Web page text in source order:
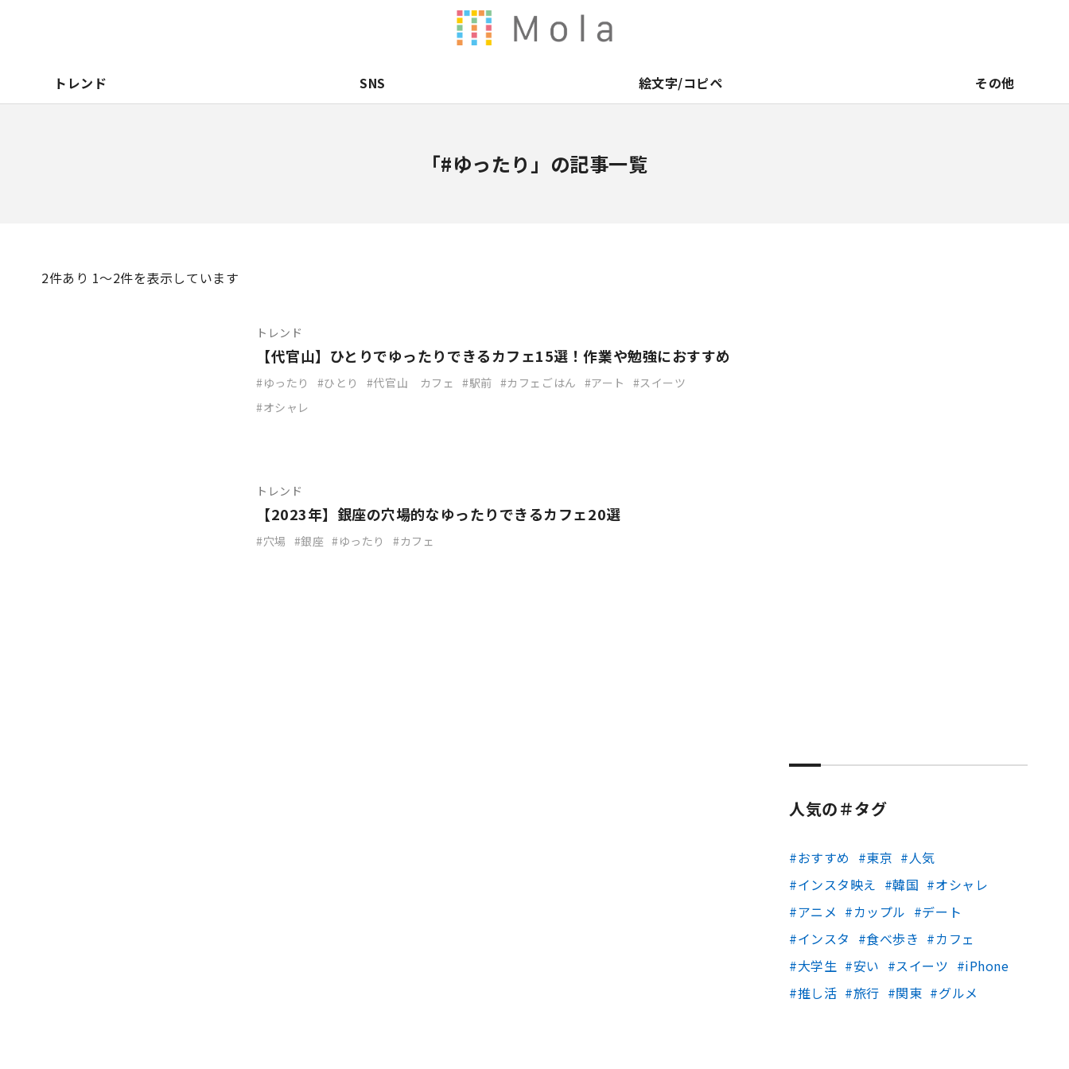
トレンド SNS 絵文字/コピペ その他
「#ゆったり」の記事一覧
2件あり 1〜2件を表示しています
トレンド
【代官山】ひとりでゆったりできるカフェ15選！作業や勉強におすすめ
ゆったり ひとり 代官山 カフェ 駅前 カフェごはん アート
スイーツ
オシャレ
トレンド
【2023年】銀座の穴場的なゆったりできるカフェ20選
穴場 銀座 ゆったり カフェ
人気の＃タグ
おすすめ 東京
人気
インスタ映え
韓国
オシャレ
アニメ
カップル
デート
インスタ
食べ歩き
カフェ
大学生
安い スイーツ
iPhone
推し活
旅行 関東 グルメ